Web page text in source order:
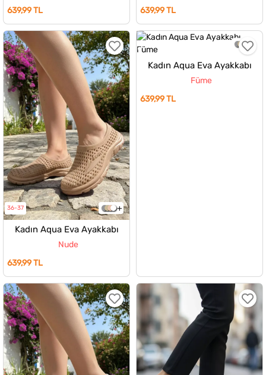
639,99 TL
639,99 TL
36-37
Kadın Aqua Eva Ayakkabı
Nude
639,99 TL
Kadın Aqua Eva Ayakkabı
Füme
639,99 TL